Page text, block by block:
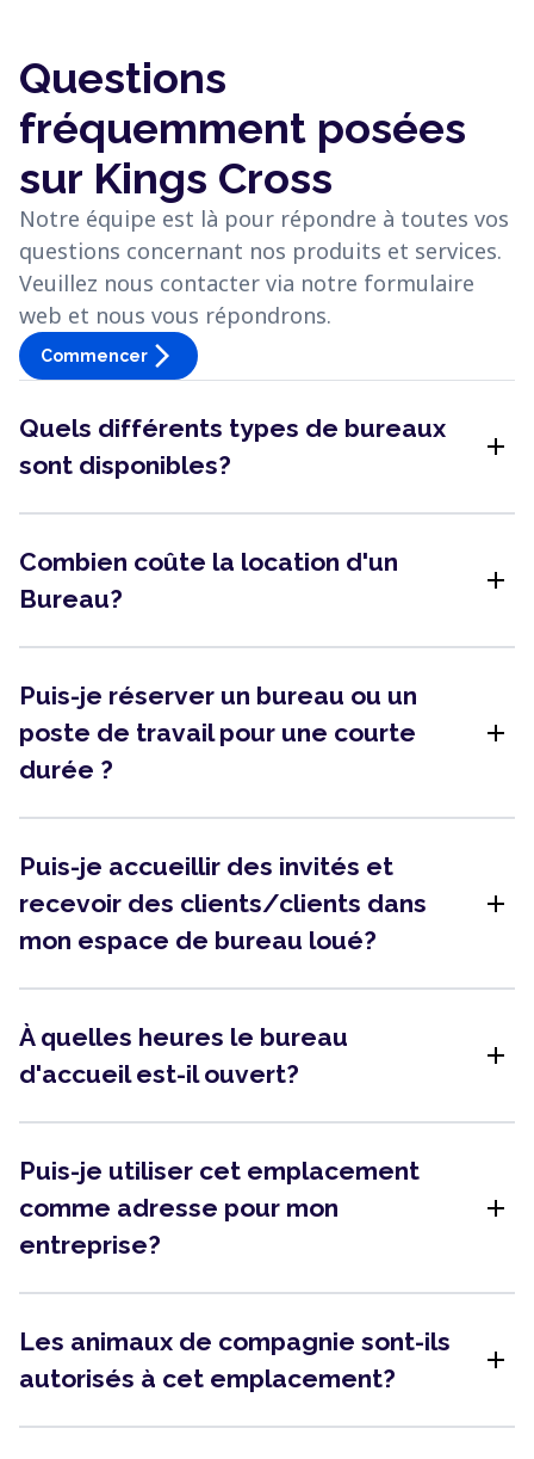
Questions
fréquemment posées
sur Kings Cross
Notre équipe est là pour répondre à toutes vos
questions concernant nos produits et services.
Veuillez nous contacter via notre formulaire
web et nous vous répondrons.
Commencer arrow_forward_ios
Quels différents types de bureaux
sont disponibles?
add
Combien coûte la location d'un
Bureau?
add
Puis-je réserver un bureau ou un
poste de travail pour une courte
durée ?
add
Puis-je accueillir des invités et
recevoir des clients/clients dans
mon espace de bureau loué?
add
À quelles heures le bureau
d'accueil est-il ouvert?
add
Puis-je utiliser cet emplacement
comme adresse pour mon
entreprise?
add
Les animaux de compagnie sont-ils
autorisés à cet emplacement?
add